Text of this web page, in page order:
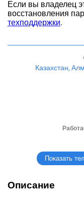
Если вы владелец
восстановления
техподдержки.
Казахстан,
Показать
Описание